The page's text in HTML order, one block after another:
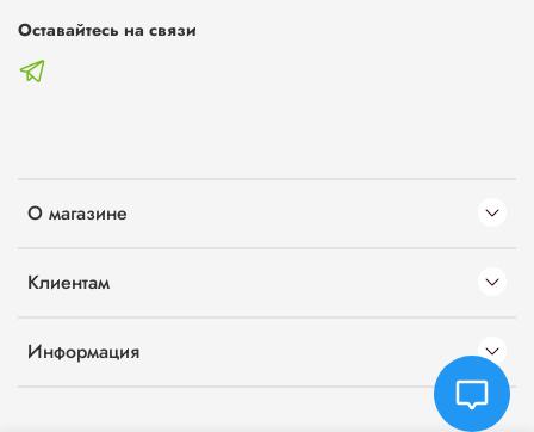
О магазине
Клиентам
Информация
Оставайтесь на связи